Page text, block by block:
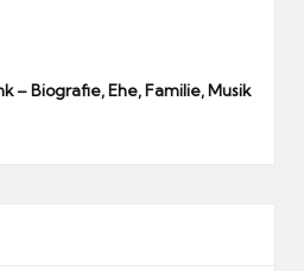
– Biografie, Ehe, Familie, Musik